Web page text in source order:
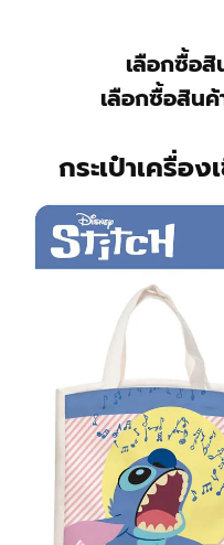
เลือกซื้อสิ
เลือกซื้อสินค้
กระเป๋าเครื่อ